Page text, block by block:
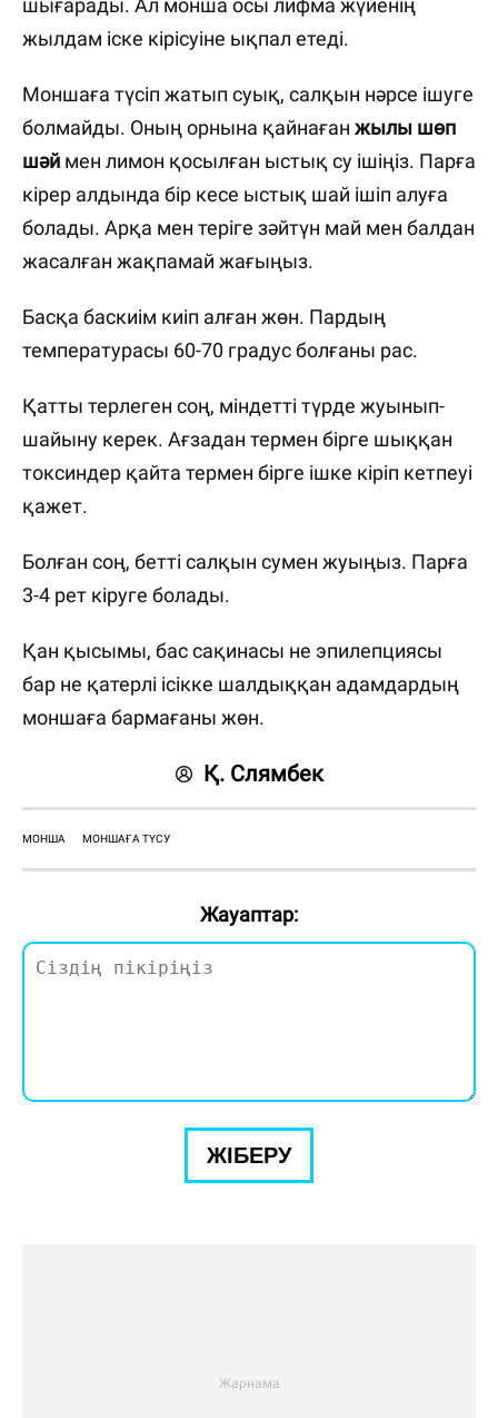
шығарады. Ал монша осы лифма жүйенің
жылдам іске кірісуіне ықпал етеді.
Моншаға түсіп жатып суық, салқын нәрсе ішуге
болмайды. Оның орнына қайнаған жылы шөп
шәй мен лимон қосылған ыстық су ішіңіз. Парға
кірер алдында бір кесе ыстық шай ішіп алуға
болады. Арқа мен теріге зәйтүн май мен балдан
жасалған жақпамай жағыңыз.
Басқа баскиім киіп алған жөн. Пардың
температурасы 60-70 градус болғаны рас.
Қатты терлеген соң, міндетті түрде жуынып-
шайыну керек. Ағзадан термен бірге шыққан
токсиндер қайта термен бірге ішке кіріп кетпеуі
қажет.
Болған соң, бетті салқын сумен жуыңыз. Парға
3-4 рет кіруге болады.
Қан қысымы, бас сақинасы не эпилепциясы
бар не қатерлі ісікке шалдыққан адамдардың
моншаға бармағаны жөн.
Қ. Слямбек
МОНША МОНШАҒА ТҮСУ
Жауаптар:
ЖІБЕРУ